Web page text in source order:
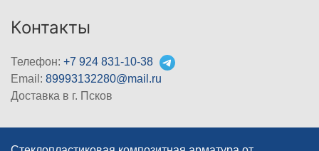
Контакты
Телефон: +7 924 831-10-38
Email: 89993132280@mail.ru
Доставка в г. Псков